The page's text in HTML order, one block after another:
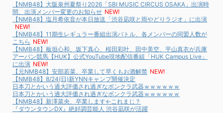
【NMB48】大阪泉州夏祭り2026「SBI MUSIC CIRCUS OSAKA」出演時
間、出演メンバー変更のお知らせ NEW!
【NMB48】塩月希依音が本日放送「渋谷凪咲と雨やどりラジオ」に出演
NEW!
【NMB48】11期生レギュラー番組出演バトル、各メンバーの同盟人数が
こちら NEW!
【NMB48】板垣心和、坂下真心、桜田彩叶、田中美空、平山真衣が兵庫
アーバン競馬【HUK】公式YouTube現地配信番組「HUK Campus Live」
に出演 NEW!
【元NMB48】安部若菜、卒業して早くもお酒解禁 NEW!
【NMB48】8/24(日)新YNNキャンプ開催決定
日本刀とかいう過大評価され過ぎなボンクラ武器ｗｗｗｗｗｗ
日本刀とかいう過大評価され過ぎなボンクラ武器ｗｗｗｗｗｗ
【NMB48】新澤菜央、卒業します←これまじ？
『ダウンタウンDX』絶好調芸能人 渋谷凪咲が活躍